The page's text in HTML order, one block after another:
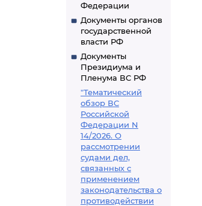
Федерации
Документы органов
государственной
власти РФ
Документы
Президиума и
Пленума ВС РФ
"Тематический
обзор ВС
Российской
Федерации N
14/2026. О
рассмотрении
судами дел,
связанных с
применением
законодательства о
противодействии